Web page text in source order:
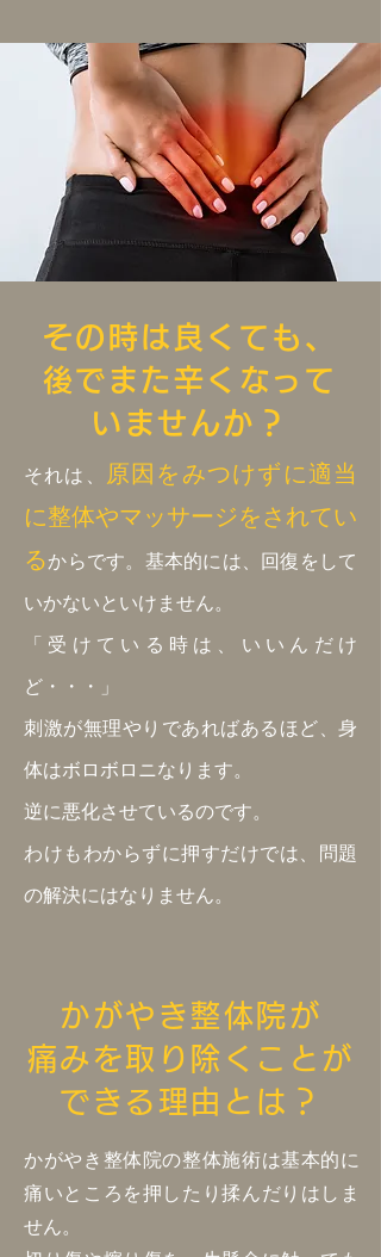
その時は良くても、
後でまた辛くなって
いませんか？
それは、
原因をみつけずに適当
に整体やマッサージをされてい
るからです。基本的には、回復をして
いかないといけません。
「受けている時は、いいんだけ
ど・・・」
刺激が無理やりであればあるほど、身
体はボロボロニなります。
逆に悪化させているのです。
わけもわからずに押すだけでは、問題
の解決にはなりません。
かがやき整体院が
痛みを取り除くことが
できる理由とは？
かがやき整体院の整体施術は基本的に
痛いところを押したり揉んだりはしま
せん。